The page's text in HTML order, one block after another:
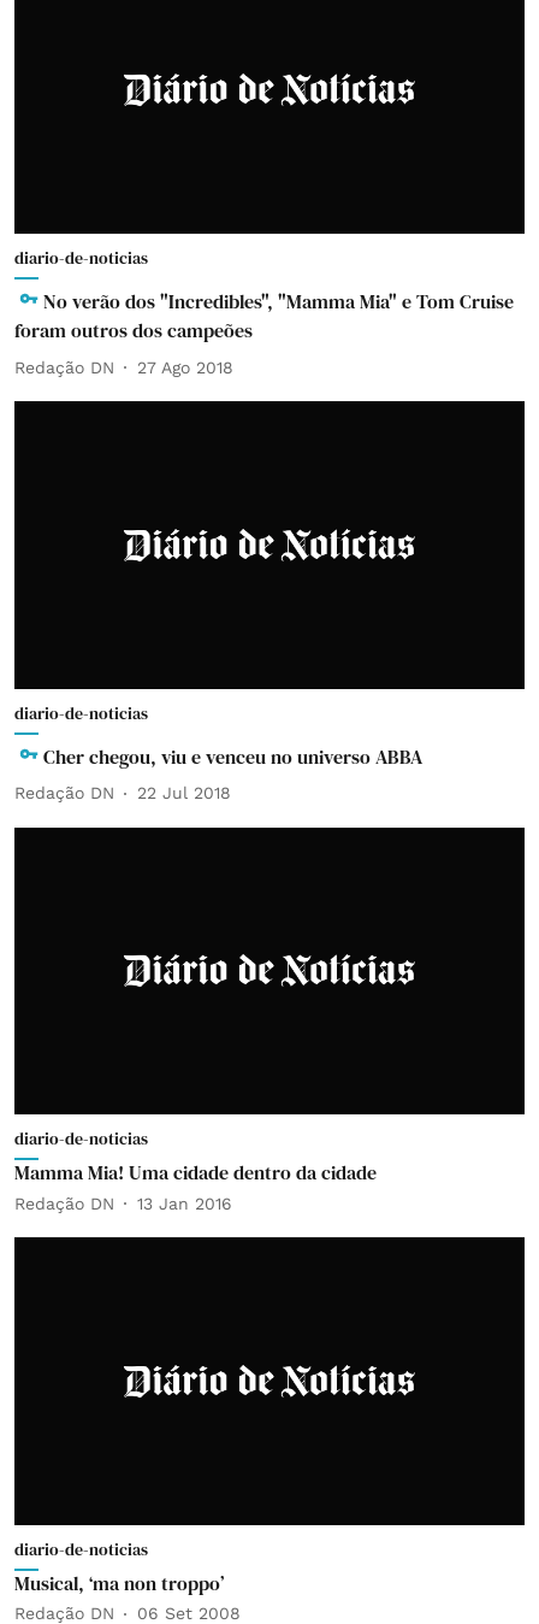
diario-de-noticias
No verão dos "Incredibles", "Mamma Mia" e Tom Cruise
foram outros dos campeões
Redação DN 27 Ago 2018
diario-de-noticias
Cher chegou, viu e venceu no universo ABBA
Redação DN 22 Jul 2018
diario-de-noticias
Mamma Mia! Uma cidade dentro da cidade
Redação DN 13 Jan 2016
diario-de-noticias
Musical, ‘ma non troppo’
Redação DN 06 Set 2008